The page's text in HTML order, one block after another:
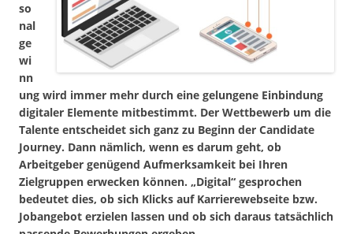
so
nal
ge
wi
nn
ung wird immer mehr durch eine gelungene Einbindung
digitaler Elemente mitbestimmt. Der Wettbewerb um die
Talente entscheidet sich ganz zu Beginn der Candidate
Journey. Dann nämlich, wenn es darum geht, ob
Arbeitgeber genügend Aufmerksamkeit bei Ihren
Zielgruppen erwecken können. „Digital“ gesprochen
bedeutet dies, ob sich Klicks auf Karrierewebseite bzw.
Jobangebot erzielen lassen und ob sich daraus tatsächlich